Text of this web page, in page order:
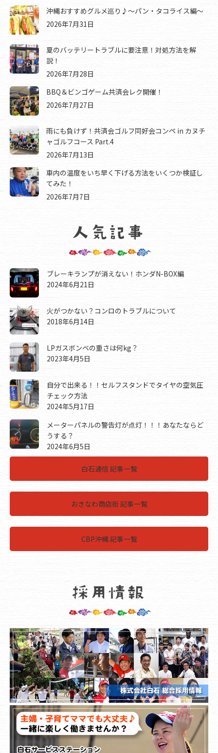
沖縄おすすめグルメ巡り♪～パン・タコライス編～
2026年7月31日
夏のバッテリートラブルに要注意！対処方法を解
説！
2026年7月28日
BBQ＆ビンゴゲーム共済会レク開催！
2026年7月27日
雨にも負けず！共済会ゴルフ同好会コンペ in カヌチ
ャゴルフコース Part.4
2026年7月13日
車内の温度をいち早く下げる方法をいくつか検証し
てみた！
2026年7月7日
ブレーキランプが消えない！ホンダN-BOX編
2024年6月21日
火がつかない？コンロのトラブルについて
2018年6月14日
LPガスボンベの重さは何kg？
2023年4月5日
自分で出来る！！セルフスタンドでタイヤの空気圧
チェック方法
2024年5月17日
メーターパネルの警告灯が点灯！！！あなたならど
うする？
2024年6月5日
白石通信 記事一覧
おきなわ商店街 記事一覧
CBP沖縄 記事一覧